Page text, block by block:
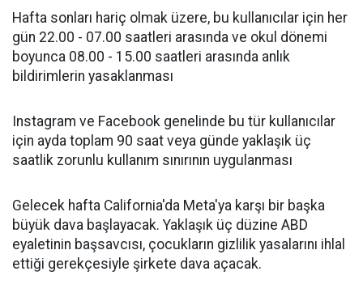
Hafta sonları hariç olmak üzere, bu kullanıcılar için her
gün 22.00 - 07.00 saatleri arasında ve okul dönemi
boyunca 08.00 - 15.00 saatleri arasında anlık
bildirimlerin yasaklanması
Instagram ve Facebook genelinde bu tür kullanıcılar
için ayda toplam 90 saat veya günde yaklaşık üç
saatlik zorunlu kullanım sınırının uygulanması
Gelecek hafta California'da Meta'ya karşı bir başka
büyük dava başlayacak. Yaklaşık üç düzine ABD
eyaletinin başsavcısı, çocukların gizlilik yasalarını ihlal
ettiği gerekçesiyle şirkete dava açacak.